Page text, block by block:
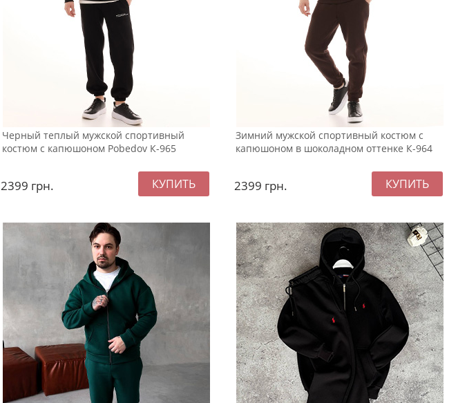
Черный теплый мужской спортивный
костюм с капюшоном Pobedov К-965
2399 грн.
Зимний мужской спортивный костюм с
капюшоном в шоколадном оттенке К-964
2399 грн.